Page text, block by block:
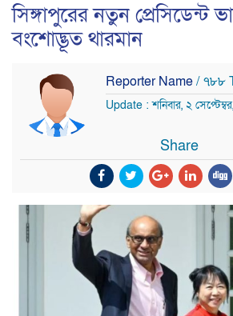
সিঙ্গাপুরের নতুন প্রেসিডেন্ট
বংশোদ্ভূত থারমান
Reporter Name/ ৭৮৮
Update : শনিবার, ২
Share